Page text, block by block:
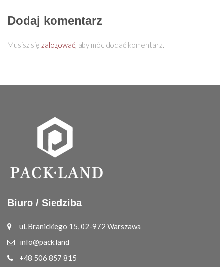
Dodaj komentarz
Musisz się zalogować, aby móc dodać komentarz.
Biuro / Siedziba
ul. Branickiego 15, 02-972 Warszawa
info@pack.land
+48 506 857 815